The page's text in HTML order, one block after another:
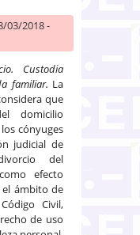
03/2018 -
Custodia
familiar. La
que
domicilio
cónyuges
judicial de
del
efecto
el ámbito de
Civil,
de uso